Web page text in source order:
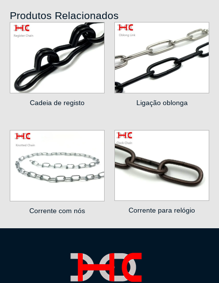
Produtos Relacionados
Cadeia de registo Ligação oblonga
Corrente com nós Corrente para relógio